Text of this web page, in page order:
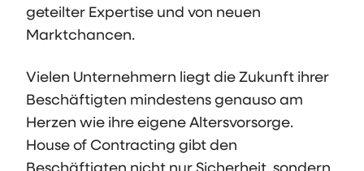
geteilter Expertise und von neuen
Marktchancen.
Vielen Unternehmern liegt die Zukunft ihrer
Beschäftigten mindestens genauso am
Herzen wie ihre eigene Altersvorsorge.
House of Contracting gibt den